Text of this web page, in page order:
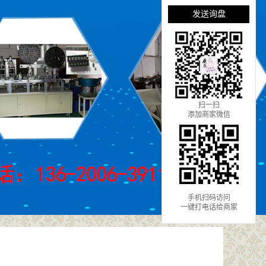
发送询盘
扫一扫
添加商家微信
手机扫码访问
一键打电话给商家